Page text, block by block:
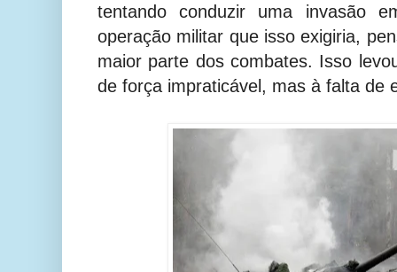
tentando conduzir uma invasão
operação militar que isso exigiria,
maior parte dos combates. Isso
de força impraticável, mas à falta de